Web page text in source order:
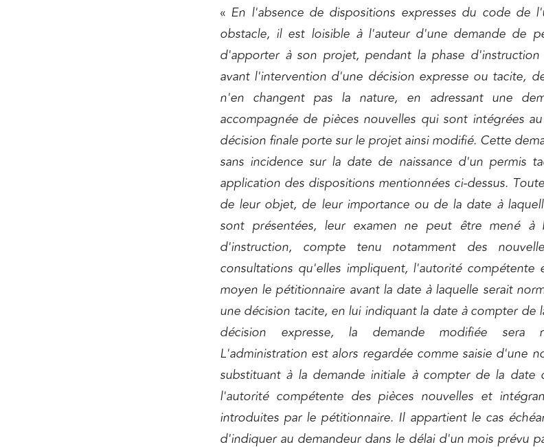
« En l'absence de dispositions expresses du code de
obstacle, il est loisible à l'auteur d'une demande de
d'apporter à son projet, pendant la phase
avant l'intervention d'une décision expresse ou tacite,
n'en changent pas la nature, en adressant une
accompagnée de pièces nouvelles qui sont intégrées
décision finale porte sur le projet ainsi modifié. Cette
sans incidence sur la date de naissance d'un permis
application des dispositions mentionnées ci-dessus.
de leur objet, de leur importance ou de la date à
sont présentées, leur examen ne peut être mené à
d'instruction, compte tenu notamment des
consultations qu'elles impliquent, l'autorité compétente
moyen le pétitionnaire avant la date à laquelle serait
une décision tacite, en lui indiquant la date à compter de
décision expresse, la demande modifiée sera
L'administration est alors regardée comme saisie d'une
substituant à la demande initiale à compter de la date
l'autorité compétente des pièces nouvelles et
introduites par le pétitionnaire. Il appartient le cas
d'indiquer au demandeur dans le délai d'un mois prévu